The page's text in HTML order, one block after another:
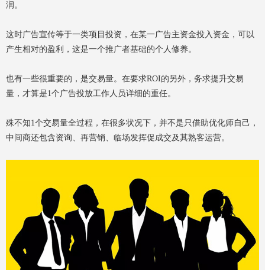
润。
这时广告宣传等于一类项目投资，在某一广告主资金投入资金，可以
产生相对的盈利，这是一个推广者基础的个人修养。
也有一些很重要的，是交易量。在要求ROI的另外，务求提升交易
量，才算是1个广告投放工作人员详细的重任。
殊不知1个交易量全过程，在很多状况下，并不是只借助优化师自己，
中间商还包含资询、再营销、临场发挥促成交及其熟客运营。